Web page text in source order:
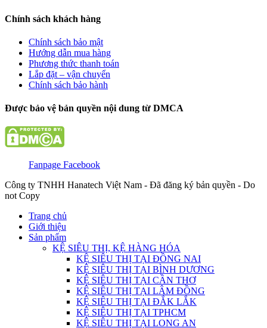
Chính sách khách hàng
Chính sách bảo mật
Hướng dẫn mua hàng
Phương thức thanh toán
Lắp đặt – vận chuyển
Chính sách bảo hành
Được bảo vệ bản quyền nội dung từ DMCA
Fanpage Facebook
Công ty TNHH Hanatech Việt Nam - Đã đăng ký bản quyền - Do
not Copy
Trang chủ
Giới thiệu
Sản phẩm
KỆ SIÊU THỊ, KỆ HÀNG HÓA
KỆ SIÊU THỊ TẠI ĐỒNG NAI
KỆ SIÊU THỊ TẠI BÌNH DƯƠNG
KỆ SIÊU THỊ TẠI CẦN THƠ
KỆ SIÊU THỊ TẠI LÂM ĐỒNG
KỆ SIÊU THỊ TẠI ĐẮK LẮK
KỆ SIÊU THỊ TẠI TPHCM
KỆ SIÊU THỊ TẠI LONG AN